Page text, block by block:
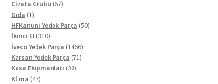
Civata Grubu 6767
Gıda 11
ürün
HFKanuni Yedek Parça 5050
İkinci El 310310
ürün
İveco Yedek Parça 14661466
ürün
Karsan Yedek Parça 7171
Kasa Ekipmanları 3636
Klima 4747